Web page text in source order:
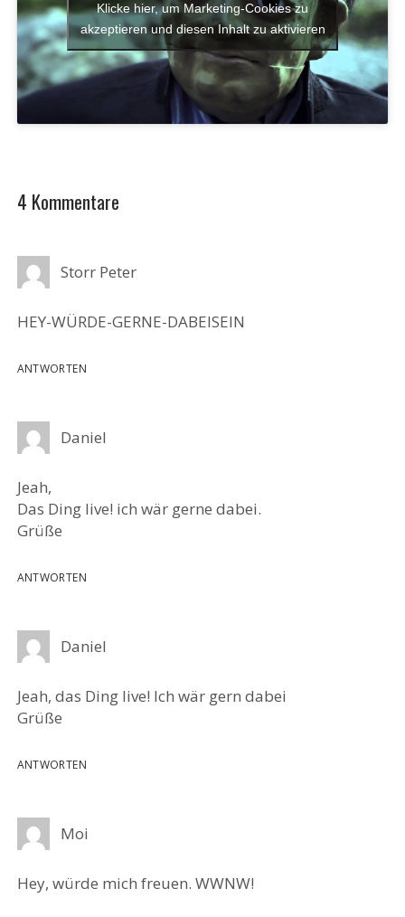
Klicke hier, um Marketing-Cookies zu
akzeptieren und diesen Inhalt zu aktivieren
4 Kommentare
Storr Peter
HEY-WÜRDE-GERNE-DABEISEIN
ANTWORTEN
Daniel
Jeah,
Das Ding live! ich wär gerne dabei.
Grüße
ANTWORTEN
Daniel
Jeah, das Ding live! Ich wär gern dabei
Grüße
ANTWORTEN
Moi
Hey, würde mich freuen. WWNW!